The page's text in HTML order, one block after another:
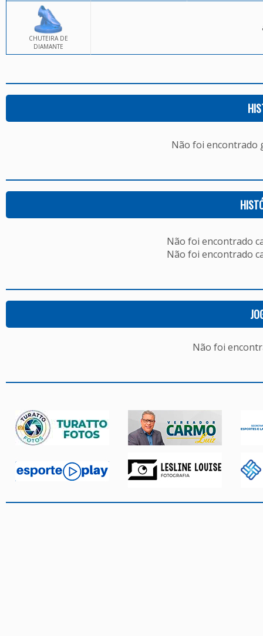
CHUTEIRA DE
DIAMANTE
Não foi encontrado
Não foi encontrado
Não foi encontrado
Não foi